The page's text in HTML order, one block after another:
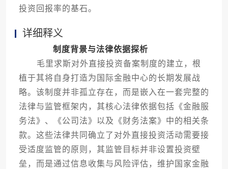
投资回报率的基石。
详细释义
制度背景与法律依据探析
毛里求斯对外直接投资备案制度的建立，根
植于其将自身打造为国际金融中心的长期发展战
略。该制度并非孤立存在，而是嵌入在一套完整的
法律与监管框架内，其核心法律依据包括《金融服
务法》、《公司法》以及《财务法案》中的相关条
款。这些法律共同确立了对外直接投资活动需要接
受适度监管的原则，其监管目标并非设置投资壁
垒，而是通过信息收集与风险评估，维护国家金融